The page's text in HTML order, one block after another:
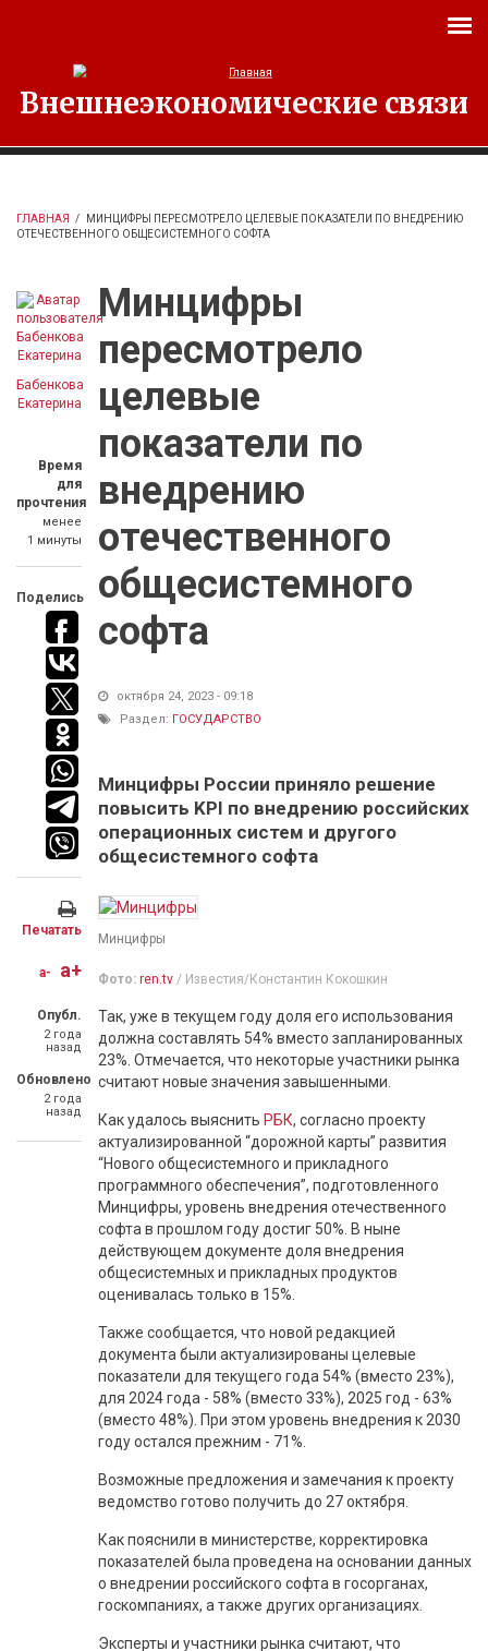
Внешнеэкономические связи
ГЛАВНАЯ /
МИНЦИФРЫ ПЕРЕСМОТРЕЛО ЦЕЛЕВЫЕ ПОКАЗАТЕЛИ ПО ВНЕДРЕНИЮ
ОТЕЧЕСТВЕННОГО ОБЩЕСИСТЕМНОГО СОФТА
Бабенкова
Екатерина
Время
для
прочтения
менее
1 минуты
Поделись
Печатать
a- a+
Опубл.
2 года
назад
Обновлено
2 года
назад
Минцифры
пересмотрело
целевые
показатели по
внедрению
отечественного
общесистемного
софта
октября 24, 2023 - 09:18
Раздел: ГОСУДАРСТВО
Минцифры России приняло решение
повысить KPI по внедрению российских
операционных систем и другого
общесистемного софта
Минцифры
Фото: ren.tv / Известия/Константин Кокошкин
Так, уже в текущем году доля его использования
должна составлять 54% вместо запланированных
23%. Отмечается, что некоторые участники рынка
считают новые значения завышенными.
Как удалось выяснить РБК, согласно проекту
актуализированной “дорожной карты” развития
“Нового общесистемного и прикладного
программного обеспечения”, подготовленного
Минцифры, уровень внедрения отечественного
софта в прошлом году достиг 50%. В ныне
действующем документе доля внедрения
общесистемных и прикладных продуктов
оценивалась только в 15%.
Также сообщается, что новой редакцией
документа были актуализированы целевые
показатели для текущего года 54% (вместо 23%),
для 2024 года - 58% (вместо 33%), 2025 год - 63%
(вместо 48%). При этом уровень внедрения к 2030
году остался прежним - 71%.
Возможные предложения и замечания к проекту
ведомство готово получить до 27 октября.
Как пояснили в министерстве, корректировка
показателей была проведена на основании данных
о внедрении российского софта в госорганах,
госкомпаниях, а также других организациях.
Эксперты и участники рынка считают, что